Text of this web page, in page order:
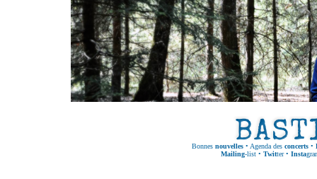
Bonnes nouvelles • Agenda des concerts •
Mailing-list• Twitter• Insta